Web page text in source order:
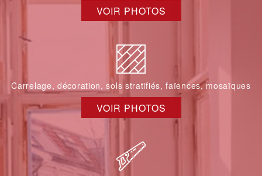
VOIR PHOTOS
Carrelage, décoration, sols stratifiés, faïences, mosaïques
VOIR PHOTOS